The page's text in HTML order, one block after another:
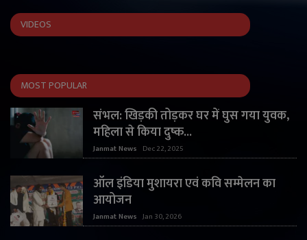
VIDEOS
MOST POPULAR
संभल: खिड़की तोड़कर घर में घुस गया युवक,
महिला से किया दुष्क...
Janmat News Dec 22, 2025
ऑल इंडिया मुशायरा एवं कवि सम्मेलन का
आयोजन
Janmat News Jan 30, 2026